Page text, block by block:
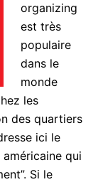
organizing
est très
populaire
dans le
monde
les
des quartiers
ici le
qui
Si le